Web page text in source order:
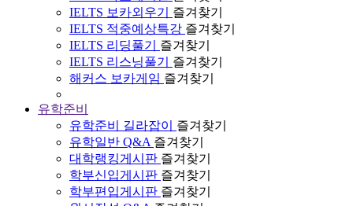
IELTS 보카외우기
즐겨찾기
IELTS 적중예상특강 즐겨찾기
IELTS 리딩풀기
즐겨찾기
IELTS 리스닝풀기
즐겨찾기
해커스 보카게임 즐겨찾기
유학준비
유학준비 길라잡이
즐겨찾기
유학일반 Q&A 즐겨찾기
대학랭킹게시판 즐겨찾기
학부신입게시판 즐겨찾기
학부편입게시판 즐겨찾기